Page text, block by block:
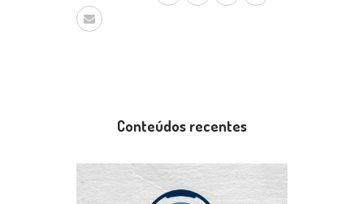
Conteúdos recentes